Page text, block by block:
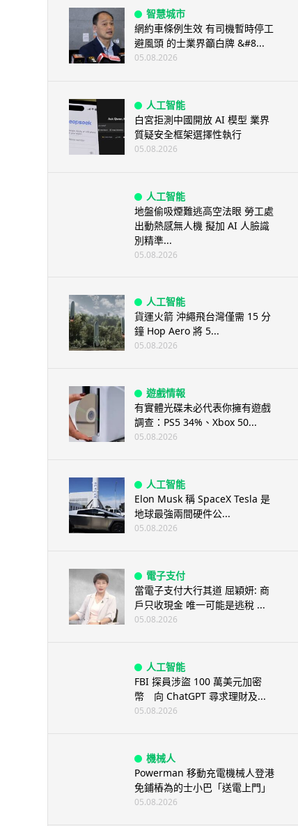
智慧城市
網約車條例生效 有司機暫時停工
避風頭 的士業界籲白牌 &#8...
05.08.2026
人工智能
白宮拒測中國開放 AI 模型 業界
質疑安全框架選擇性執行
05.08.2026
人工智能
地盤偷吸煙難逃高空法眼 勞工處
出動熱感無人機 擬加 AI 人臉識
別精準...
05.08.2026
人工智能
貨運火箭 沖繩飛台灣僅需 15 分
鐘 Hop Aero 將 5...
05.08.2026
遊戲情報
有實體光碟未必代表你擁有遊戲
調查：PS5 34%、Xbox 50...
05.08.2026
人工智能
Elon Musk 稱 SpaceX Tesla 是
地球最強兩間硬件公...
05.08.2026
電子支付
當電子支付大行其道 屈穎妍: 商
戶只收現金 唯一可能是逃稅 ...
05.08.2026
人工智能
FBI 探員涉盜 100 萬美元加密
幣 向 ChatGPT 尋求理財及...
05.08.2026
機械人
Powerman 移動充電機械人登港
免鋪樁為的士小巴「送電上門」
05.08.2026